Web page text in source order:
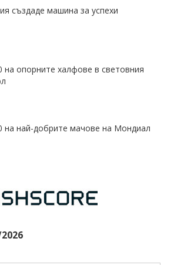
създаде машина за успехи
на опорните халфове в световния
на най-добрите мачове на Мондиал